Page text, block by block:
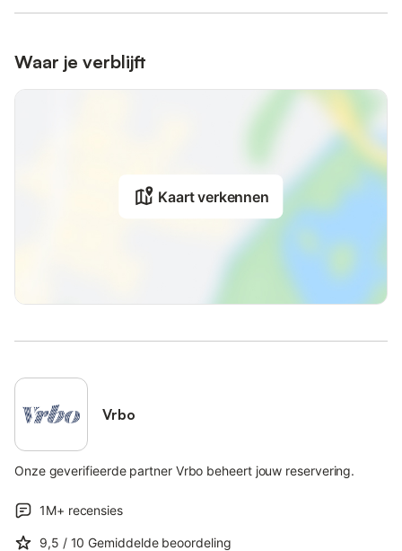
Waar je verblijft
Kaart verkennen
Vrbo
Onze geverifieerde partner Vrbo beheert jouw reservering.
1M+ recensies
9,5 / 10 Gemiddelde beoordeling